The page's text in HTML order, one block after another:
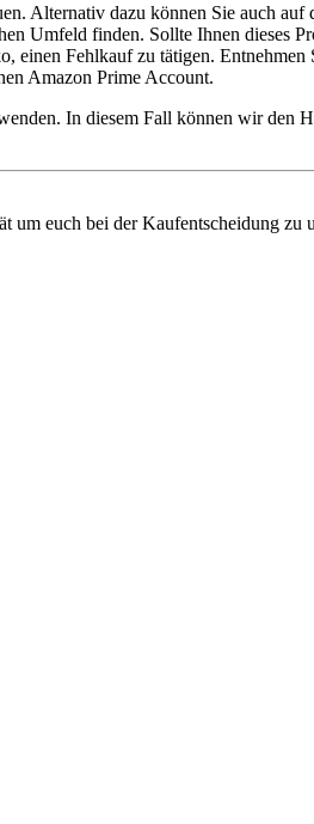
Alternativ dazu können Sie auch
Umfeld finden. Sollte Ihnen dieses
Fehlkauf zu tätigen.
Amazon Prime Account.
In diesem Fall können wir den
euch bei der Kaufentscheidung zu